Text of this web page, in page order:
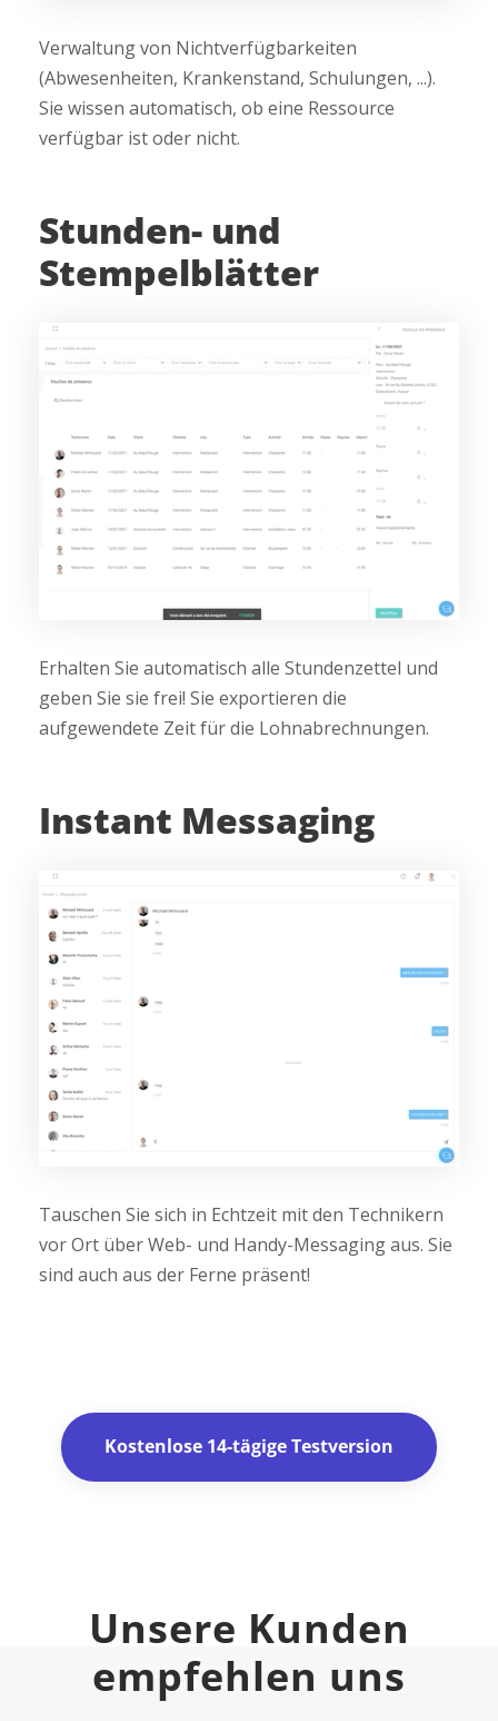
Verwaltung von Nichtverfügbarkeiten
(Abwesenheiten, Krankenstand, Schulungen, ...).
Sie wissen automatisch, ob eine Ressource
verfügbar ist oder nicht.
Stunden- und
Stempelblätter
Erhalten Sie automatisch alle Stundenzettel und
geben Sie sie frei! Sie exportieren die
aufgewendete Zeit für die Lohnabrechnungen.
Instant Messaging
Tauschen Sie sich in Echtzeit mit den Technikern
vor Ort über Web- und Handy-Messaging aus. Sie
sind auch aus der Ferne präsent!
Kostenlose 14-tägige Testversion
Unsere Kunden
empfehlen uns